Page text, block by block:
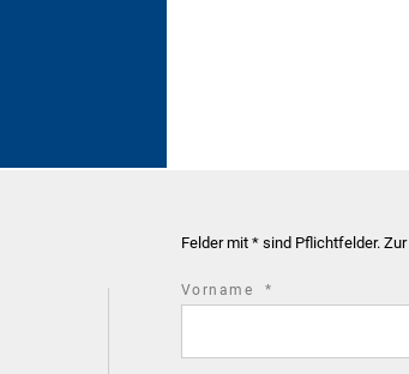
Felder mit * sind Pflichtfelder. Zur
Vorname *